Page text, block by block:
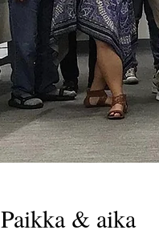
Paikka & aika